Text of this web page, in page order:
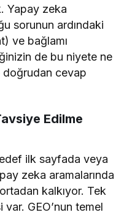
Yapay zeka
sorunun ardındaki
ve bağlamı
de bu niyete ne
doğrudan cevap
Edilme
ilk sayfada veya
zeka aramalarında
kalkıyor. Tek
GEO’nun temel